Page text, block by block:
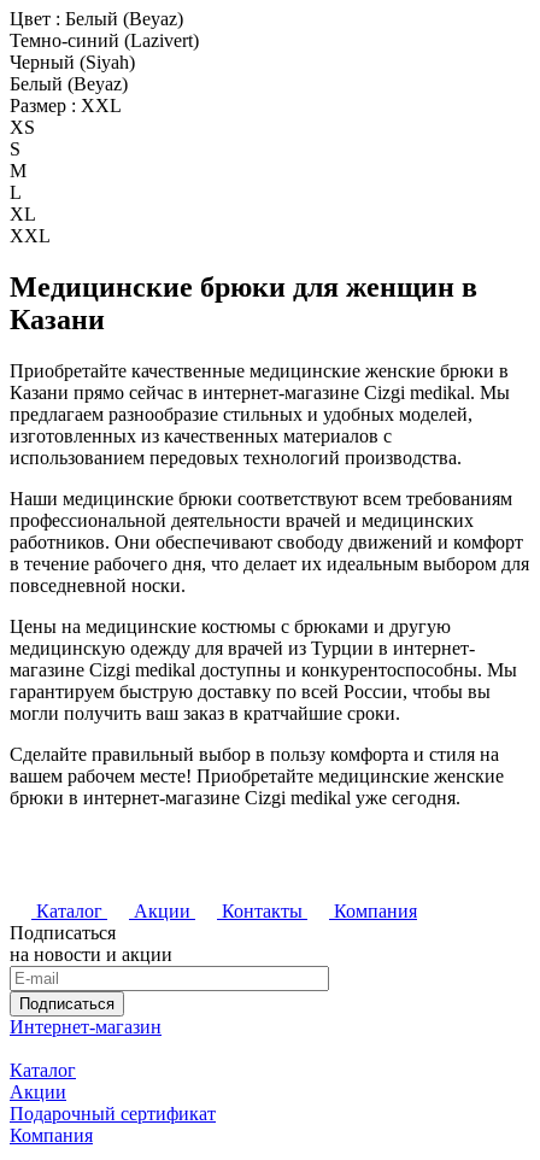
Цвет : Белый (Beyaz)
Темно-синий (Lazivert)
Черный (Siyah)
Белый (Beyaz)
Размер : XXL
XS
S
M
L
XL
XXL
Медицинские брюки для женщин в
Казани
Приобретайте качественные медицинские женские брюки в
Казани прямо сейчас в интернет-магазине Cizgi medikal. Мы
предлагаем разнообразие стильных и удобных моделей,
изготовленных из качественных материалов с
использованием передовых технологий производства.
Наши медицинские брюки соответствуют всем требованиям
профессиональной деятельности врачей и медицинских
работников. Они обеспечивают свободу движений и комфорт
в течение рабочего дня, что делает их идеальным выбором для
повседневной носки.
Цены на медицинские костюмы с брюками и другую
медицинскую одежду для врачей из Турции в интернет-
магазине Cizgi medikal доступны и конкурентоспособны. Мы
гарантируем быструю доставку по всей России, чтобы вы
могли получить ваш заказ в кратчайшие сроки.
Сделайте правильный выбор в пользу комфорта и стиля на
вашем рабочем месте! Приобретайте медицинские женские
брюки в интернет-магазине Cizgi medikal уже сегодня.
Каталог Акции Контакты
Компания
Подписаться
на новости и акции
Подписаться
Интернет-магазин
Каталог
Акции
Подарочный сертификат
Компания